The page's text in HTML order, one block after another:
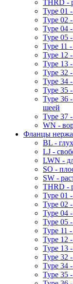
THRD -
Type 01
Type 02
Type 04
Type 05
Type 11
Type 12
Type 13
Type 32
Type 34
Type 35
Type 36
шеей
Type 37
WN -
Фланцы
BL -
LJ -
LWN -
SO -
SW -
THRD -
Type 01
Type 02
Type 04
Type 05
Type 11
Type 12
Type 13
Type 32
Type 34
Type 35